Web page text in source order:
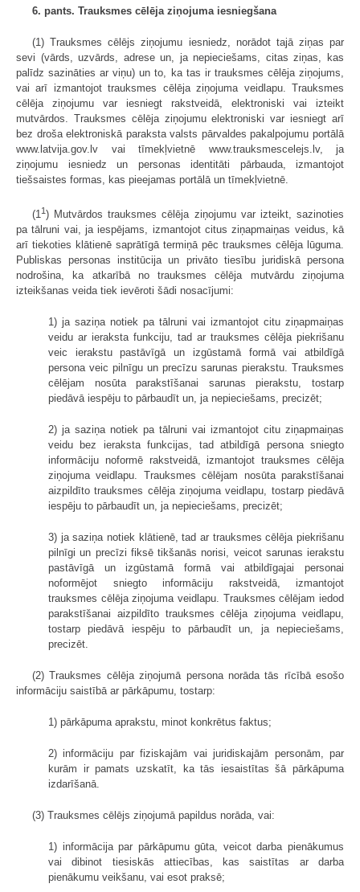
6. pants. Trauksmes cēlēja ziņojuma iesniegšana
(1) Trauksmes cēlējs ziņojumu iesniedz, norādot tajā ziņas par
sevi (vārds, uzvārds, adrese un, ja nepieciešams, citas ziņas, kas
palīdz sazināties ar viņu) un to, ka tas ir trauksmes cēlēja ziņojums,
vai arī izmantojot trauksmes cēlēja ziņojuma veidlapu. Trauksmes
cēlēja ziņojumu var iesniegt rakstveidā, elektroniski vai izteikt
mutvārdos. Trauksmes cēlēja ziņojumu elektroniski var iesniegt arī
bez droša elektroniskā paraksta valsts pārvaldes pakalpojumu portālā
www.latvija.gov.lv vai tīmekļvietnē www.trauksmescelejs.lv, ja
ziņojumu iesniedz un personas identitāti pārbauda, izmantojot
tiešsaistes formas, kas pieejamas portālā un tīmekļvietnē.
(11) Mutvārdos trauksmes cēlēja ziņojumu var izteikt, sazinoties
pa tālruni vai, ja iespējams, izmantojot citus ziņapmaiņas veidus, kā
arī tiekoties klātienē saprātīgā termiņā pēc trauksmes cēlēja lūguma.
Publiskas personas institūcija un privāto tiesību juridiskā persona
nodrošina, ka atkarībā no trauksmes cēlēja mutvārdu ziņojuma
izteikšanas veida tiek ievēroti šādi nosacījumi:
1) ja saziņa notiek pa tālruni vai izmantojot citu ziņapmaiņas
veidu ar ieraksta funkciju, tad ar trauksmes cēlēja piekrišanu
veic ierakstu pastāvīgā un izgūstamā formā vai atbildīgā
persona veic pilnīgu un precīzu sarunas pierakstu. Trauksmes
cēlējam nosūta parakstīšanai sarunas pierakstu, tostarp
piedāvā iespēju to pārbaudīt un, ja nepieciešams, precizēt;
2) ja saziņa notiek pa tālruni vai izmantojot citu ziņapmaiņas
veidu bez ieraksta funkcijas, tad atbildīgā persona sniegto
informāciju noformē rakstveidā, izmantojot trauksmes cēlēja
ziņojuma veidlapu. Trauksmes cēlējam nosūta parakstīšanai
aizpildīto trauksmes cēlēja ziņojuma veidlapu, tostarp piedāvā
iespēju to pārbaudīt un, ja nepieciešams, precizēt;
3) ja saziņa notiek klātienē, tad ar trauksmes cēlēja piekrišanu
pilnīgi un precīzi fiksē tikšanās norisi, veicot sarunas ierakstu
pastāvīgā un izgūstamā formā vai atbildīgajai personai
noformējot sniegto informāciju rakstveidā, izmantojot
trauksmes cēlēja ziņojuma veidlapu. Trauksmes cēlējam iedod
parakstīšanai aizpildīto trauksmes cēlēja ziņojuma veidlapu,
tostarp piedāvā iespēju to pārbaudīt un, ja nepieciešams,
precizēt.
(2) Trauksmes cēlēja ziņojumā persona norāda tās rīcībā esošo
informāciju saistībā ar pārkāpumu, tostarp:
1) pārkāpuma aprakstu, minot konkrētus faktus;
2) informāciju par fiziskajām vai juridiskajām personām, par
kurām ir pamats uzskatīt, ka tās iesaistītas šā pārkāpuma
izdarīšanā.
(3) Trauksmes cēlējs ziņojumā papildus norāda, vai:
1) informācija par pārkāpumu gūta, veicot darba pienākumus
vai dibinot tiesiskās attiecības, kas saistītas ar darba
pienākumu veikšanu, vai esot praksē;